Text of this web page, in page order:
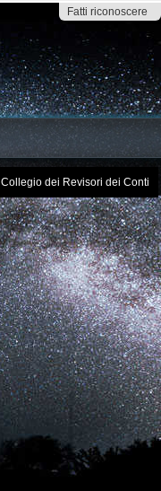
Fatti riconoscere
Collegio dei Revisori dei Conti